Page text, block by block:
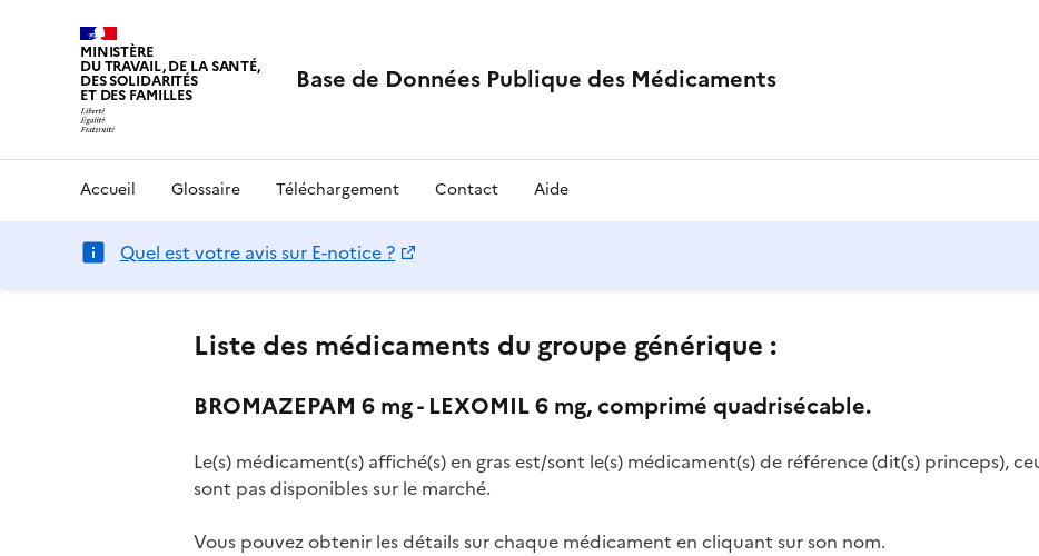
MINISTÈRE
DU TRAVAIL, DE LA SANTÉ,
DES SOLIDARITÉS
ET DES FAMILLES Base de Données Publique des Médicaments
Accueil Glossaire Téléchargement Contact Aide
Quel est votre avis sur E-notice ?
Liste des médicaments du groupe générique :
BROMAZEPAM 6 mg - LEXOMIL 6 mg, comprimé quadrisécable.
Le(s) médicament(s) affiché(s) en gras est/sont le(s) médicament(s) de référence (dit(s) princeps),
sont pas disponibles sur le marché.
Vous pouvez obtenir les détails sur chaque médicament en cliquant sur son nom.